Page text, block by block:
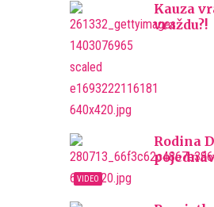
Kauza
vraždu?!
Rodina